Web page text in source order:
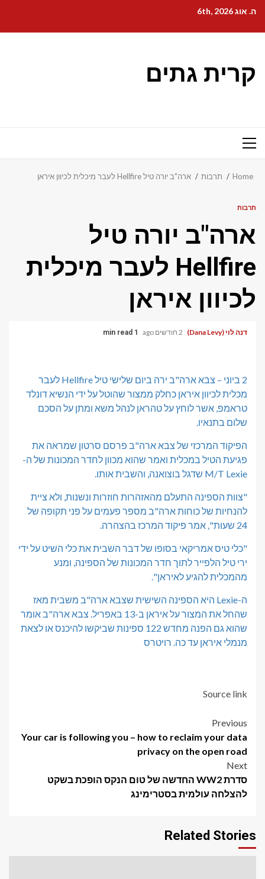
content
ה. אוג 6th, 2026
קרית גתים
Primary
Home תרבות ארה"ב יורה טיל Hellfire לעבר מיכלית לכיוון איראן
תרבות
ארה"ב יורה טיל
Hellfire לעבר מיכלית
לכיוון איראן
דנה לוי (Dana Levy) 2 חודשים ago 1 min read
2 ביוני – צבא ארה"ב ירה ביום שלישי טיל Hellfire לעבר
מכלית לכיוון איראן כחלק ממצור שהוטל על ידי הנשיא דונלד
טראמפ, אשר לוחץ על טהראן לנהל משא ומתן על הסכם
שלום בתנאיו.
הפיקוד המרכזי של צבא ארה"ב פרסם סרטון שמראה את
פגיעת הטיל במכלית ואמר שהוא מכוון לחדר המכונות של ה-
M/T Lexie שדגל בוצואנה, והשבית אותו.
"צוות הספינה התעלם מהאזהרות חוזרות ונשנות, ולא ציית
להנחיות של כוחות ארה"ב מספר פעמים על פני תקופה של
24 שעות", אמר פיקוד המרכז בהצהרה.
"כלי טיס אמריקאי בסופו של דבר השבית את כלי השיט על ידי
ירי טיל הלפייר לתוך חדר המכונות של הספינה, ומנע
מהמכלית להגיע לאיראן".
ה-Lexie היא הספינה השישית שצבא ארה"ב משבית מאז
שהחל את המצור על איראן ב-13 באפריל. צבא ארה"ב אומר
שהוא גם הפנה מחדש 122 ספינות שביקשו להיכנס או לצאת
מנמלי איראן עד כה. רויטרס
Source link
Post
navigation
Previous
Your car is following you – how to reclaim your data
privacy on the open road
Next
סדרת WW2 החדשה של טום הנקס הופכת בשקט
להצלחה עולמית בסטרימינג
Related Stories